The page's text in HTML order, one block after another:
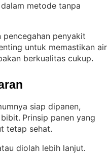
metode tanpa
penyakit
untuk memastikan air
berkualitas cukup.
siap dipanen,
. Prinsip panen yang
tetap sehat.
diolah lebih lanjut